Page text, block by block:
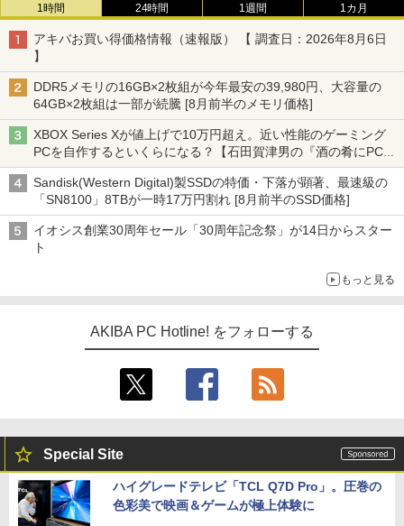
1時間 24時間 1週間 1カ月
アキバお買い得価格情報（速報版） 【 調査日：2026年8月6日
】
DDR5メモリの16GB×2枚組が今年最安の39,980円、大容量の
64GB×2枚組は一部が続騰 [8月前半のメモリ価格]
XBOX Series Xが値上げで10万円超え。近い性能のゲーミング
PCを自作するといくらになる？【石田賀津男の『酒の肴にPCゲ
ーム』】
Sandisk(Western Digital)製SSDの特価・下落が顕著、最速級の
「SN8100」8TBが一時17万円割れ [8月前半のSSD価格]
イオシス創業30周年セール「30周年記念祭」が14日からスター
ト
もっと見る
AKIBA PC Hotline! をフォローする
Special Site
ハイグレードテレビ「TCL Q7D Pro」。圧巻の
色彩美で映画＆ゲームが極上体験に